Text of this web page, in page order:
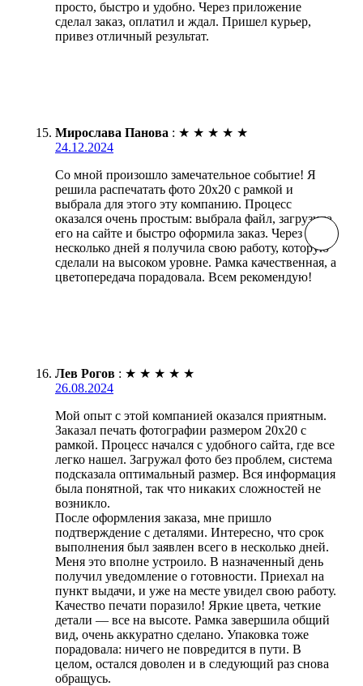
просто, быстро и удобно. Через приложение
сделал заказ, оплатил и ждал. Пришел курьер,
привез отличный результат.
Мирослава Панова : ★ ★ ★ ★ ★
24.12.2024
Со мной произошло замечательное событие! Я
решила распечатать фото 20х20 с рамкой и
выбрала для этого эту компанию. Процесс
оказался очень простым: выбрала файл, загрузила
его на сайте и быстро оформила заказ. Через
несколько дней я получила свою работу, которую
сделали на высоком уровне. Рамка качественная, а
цветопередача порадовала. Всем рекомендую!
Лев Рогов : ★ ★ ★ ★ ★
26.08.2024
Мой опыт с этой компанией оказался приятным.
Заказал печать фотографии размером 20х20 с
рамкой. Процесс начался с удобного сайта, где все
легко нашел. Загружал фото без проблем, система
подсказала оптимальный размер. Вся информация
была понятной, так что никаких сложностей не
возникло.
После оформления заказа, мне пришло
подтверждение с деталями. Интересно, что срок
выполнения был заявлен всего в несколько дней.
Меня это вполне устроило. В назначенный день
получил уведомление о готовности. Приехал на
пункт выдачи, и уже на месте увидел свою работу.
Качество печати поразило! Яркие цвета, четкие
детали — все на высоте. Рамка завершила общий
вид, очень аккуратно сделано. Упаковка тоже
порадовала: ничего не повредится в пути. В
целом, остался доволен и в следующий раз снова
обращусь.